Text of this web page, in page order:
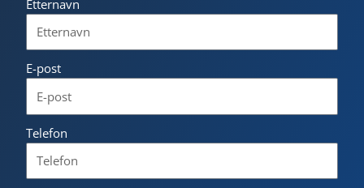
Etternavn
E-post
Telefon